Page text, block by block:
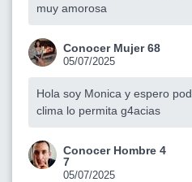
muy amorosa
Conocer Mujer 68
05/07/2025
Hola soy Monica y espero
clima lo permita g4acias
Conocer Hombre 4
7
05/07/2025